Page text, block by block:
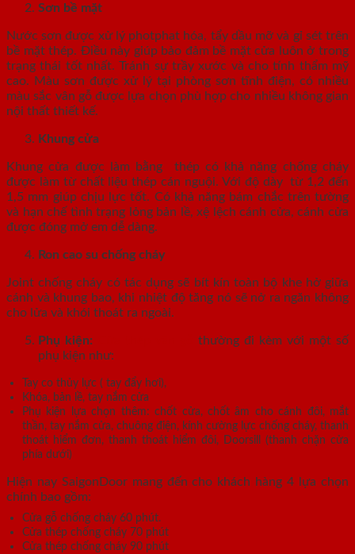
Sơn bề mặt
Nước sơn được xử lý photphat hóa, tẩy dầu mỡ và gỉ sét trên
bề mặt thép. Điều này giúp bảo đảm bề mặt cửa luôn ở trong
trạng thái tốt nhất. Tránh sự trầy xước và cho tính thẩm mỹ
cao. Màu sơn được xử lý tại phòng sơn tĩnh điện, có nhiều
màu sắc vân gỗ được lựa chọn phù hợp cho nhiều không gian
nội thất thiết kế.
Khung cửa
Khung cửa được làm bằng thép có khả năng chống cháy
được làm từ chất liệu thép cán nguội. Với độ dày từ 1,2 đến
1,5 mm giúp chịu lực tốt. Có khả năng bám chắc trên tường
và hạn chế tình trạng lỏng bản lề, xệ lệch cánh cửa, cánh cửa
được đóng mở em dễ dàng.
Ron cao su chống cháy
Joint chống cháy có tác dụng sẽ bít kín toàn bộ khe hở giữa
cánh và khung bao, khi nhiệt độ tăng nó sẽ nở ra ngăn không
cho lửa và khói thoát ra ngoài.
Phụ kiện:
thường đi kèm với một số
phụ kiện như:
Tay co thủy lực ( tay đẩy hơi),
Khóa, bản lề, tay nắm cửa
Phụ kiện lựa chọn thêm: chốt cửa, chốt âm cho cánh đôi, mắt
thần, tay nắm cửa, chuông điện, kính cường lực chống cháy, thanh
thoát hiểm đơn, thanh thoát hiểm đôi, Doorsill (thanh chặn cửa
phía dưới)
Hiện nay SaigonDoor mang đến cho khách hàng 4 lựa chọn
chính bao gồm:
Cửa gỗ chống cháy 60 phút.
Cửa thép chống cháy 70 phút
Cửa thép chống cháy 90 phút